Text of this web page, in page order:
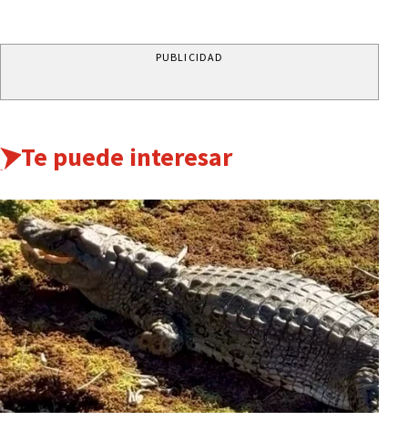
PUBLICIDAD
Te puede interesar